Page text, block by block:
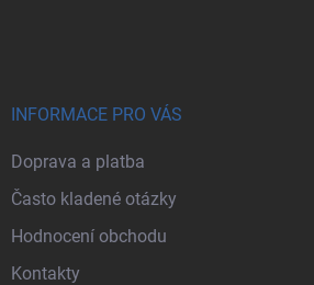
INFORMACE PRO VÁS
Doprava a platba
Často kladené otázky
Hodnocení obchodu
Kontakty